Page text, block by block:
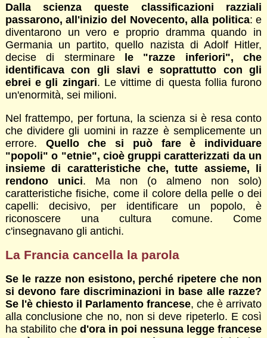
Dalla scienza queste classificazioni razziali
passarono, all'inizio del Novecento, alla politica: e
diventarono un vero e proprio dramma quando in
Germania un partito, quello nazista di Adolf Hitler,
decise di sterminare le "razze inferiori", che
identificava con gli slavi e soprattutto con gli
ebrei e gli zingari. Le vittime di questa follia furono
un'enormità, sei milioni.
Nel frattempo, per fortuna, la scienza si è resa conto
che dividere gli uomini in razze è semplicemente un
errore. Quello che si può fare è individuare
"popoli" o "etnie", cioè gruppi caratterizzati da un
insieme di caratteristiche che, tutte assieme, li
rendono unici. Ma non (o almeno non solo)
caratteristiche fisiche, come il colore della pelle o dei
capelli: decisivo, per identificare un popolo, è
riconoscere una cultura comune. Come
c'insegnavano gli antichi.
La Francia cancella la parola
Se le razze non esistono, perché ripetere che non
si devono fare discriminazioni in base alle razze?
Se l'è chiesto il Parlamento francese, che è arrivato
alla conclusione che no, non si deve ripeterlo. E così
ha stabilito che d'ora in poi nessuna legge francese